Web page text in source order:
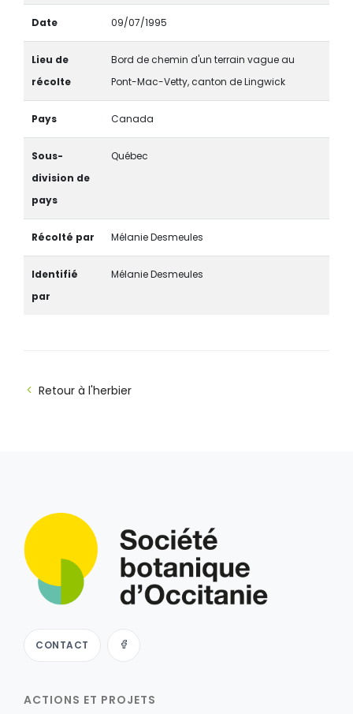
Date 09/07/1995
Lieu de
récolte
Bord de chemin d'un terrain vague au
Pont-Mac-Vetty, canton de Lingwick
Pays Canada
Sous-
division de
pays
Québec
Récolté par Mélanie Desmeules
Identifié
par
Mélanie Desmeules
Retour à l'herbier
CONTACT
ACTIONS ET PROJETS